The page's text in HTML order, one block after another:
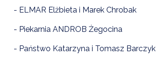
- ELMAR Elżbieta i Marek Chrobak
- Piekarnia ANDROB Żegocina
- Państwo Katarzyna i Tomasz Barczyk